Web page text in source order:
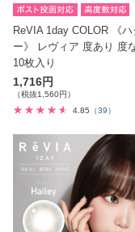
ReVIA 1day COLOR 《ハ
ー》 レヴィア 度あり 度
10枚入り
1,716円
（税抜1,560円）
4.85 （39）